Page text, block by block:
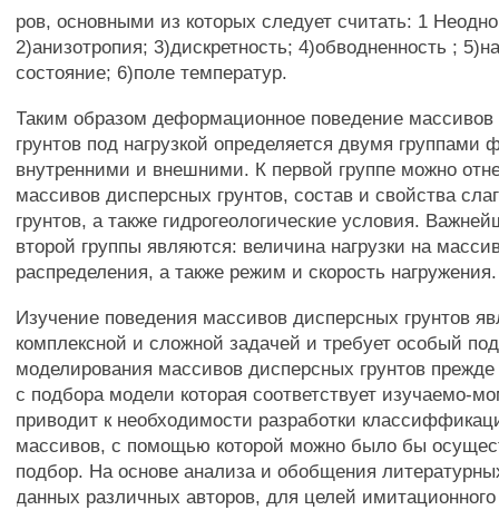
ров, основными из которых следует считать: 1
2)анизотропия; 3)дискретность; 4)обводненность ;
состояние; 6)поле температур.
Таким образом деформационное поведение
грунтов под нагрузкой определяется двумя группами
внутренними и внешними. К первой группе можно
массивов дисперсных грунтов, состав и свойства
грунтов, а также гидрогеологические условия.
второй группы являются: величина нагрузки на
распределения, а также режим и скорость нагружения.
Изучение поведения массивов дисперсных грунтов
комплексной и сложной задачей и требует особый
моделирования массивов дисперсных грунтов прежде
с подбора модели которая соответствует изучаемо-
приводит к необходимости разработки
массивов, с помощью которой можно было бы
подбор. На основе анализа и обобщения
данных различных авторов, для целей